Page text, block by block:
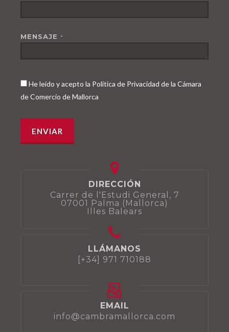
MENSAJE *
He leído y acepto la Política de Privacidad de la Cámara
de Comercio de Mallorca
DIRECCIÓN
Carrer de l'Estudi General, 7
07001 Palma (Mallorca)
Illes Balears
LLÁMANOS
[+34] 971 710188
EMAIL
info@cambramallorca.com